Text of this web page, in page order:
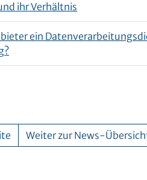
ihr Verhältnis
ein
Weiter zur News-